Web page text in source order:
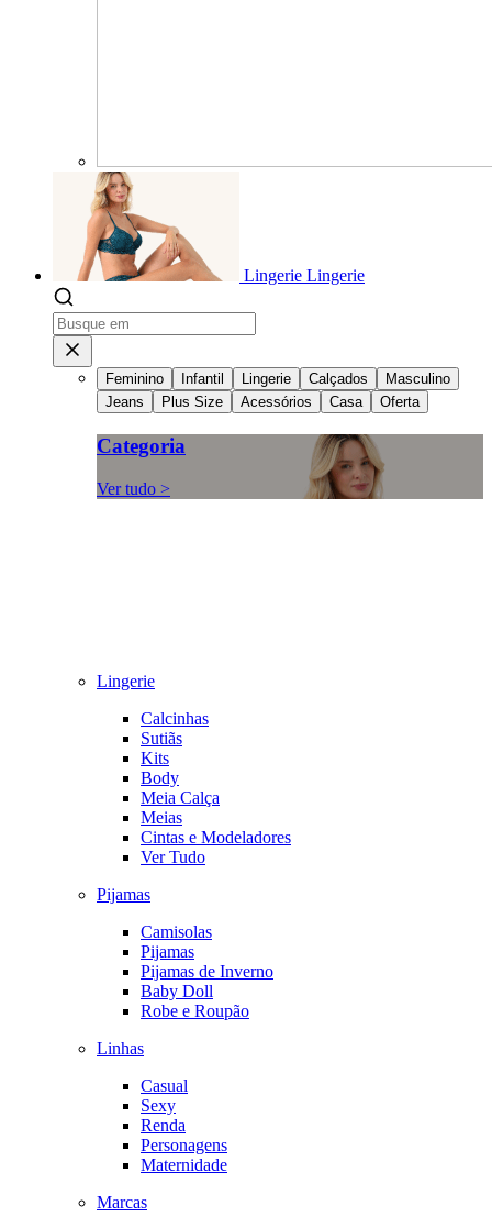
Lingerie Lingerie
Feminino Infantil Lingerie Calçados
Masculino
Jeans
Plus Size Acessórios Casa Oferta
Categoria
Ver tudo >
Lingerie
Calcinhas
Sutiãs
Kits
Body
Meia Calça
Meias
Cintas e Modeladores
Ver Tudo
Pijamas
Camisolas
Pijamas
Pijamas de Inverno
Baby Doll
Robe e Roupão
Linhas
Casual
Sexy
Renda
Personagens
Maternidade
Marcas